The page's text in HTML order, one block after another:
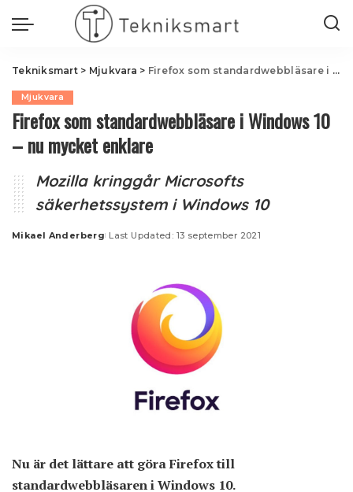
Tekniksmart> Mjukvara > Firefox som standardwebbläsare i Windows 10 – nu mycket enklare
Mjukvara
Firefox som standardwebbläsare i Windows 10
– nu mycket enklare
Mozilla kringgår Microsofts
säkerhetssystem i Windows 10
Posted
Mikael Anderberg Last Updated: 13 september 2021
Nu är det lättare att göra Firefox till
standardwebbläsaren i Windows 10.